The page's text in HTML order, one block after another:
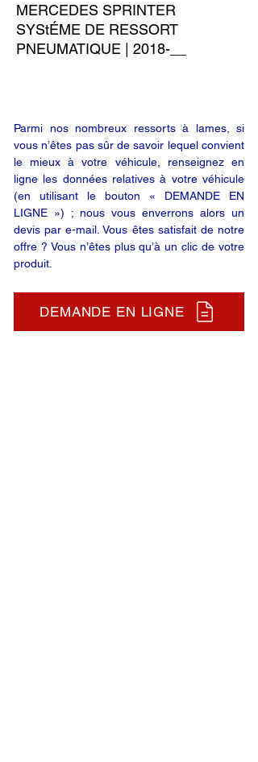
MERCEDES SPRINTER
SYStÉME DE RESSORT
PNEUMATIQUE | 2018-__
Parmi nos nombreux ressorts à lames, si
vous n’êtes pas sûr de savoir lequel convient
le mieux à votre véhicule, renseignez en
ligne les données relatives à votre véhicule
(en utilisant le bouton « DEMANDE EN
LIGNE ») ; nous vous enverrons alors un
devis par e-mail. Vous êtes satisfait de notre
offre ? Vous n’êtes plus qu’à un clic de votre
produit.
DEMANDE EN LIGNE